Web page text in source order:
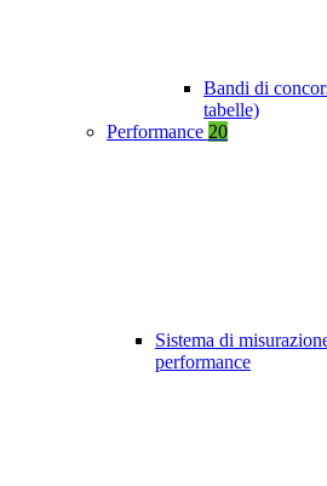
Bandi di
tabelle)
Performance 20
Sistema di
performance